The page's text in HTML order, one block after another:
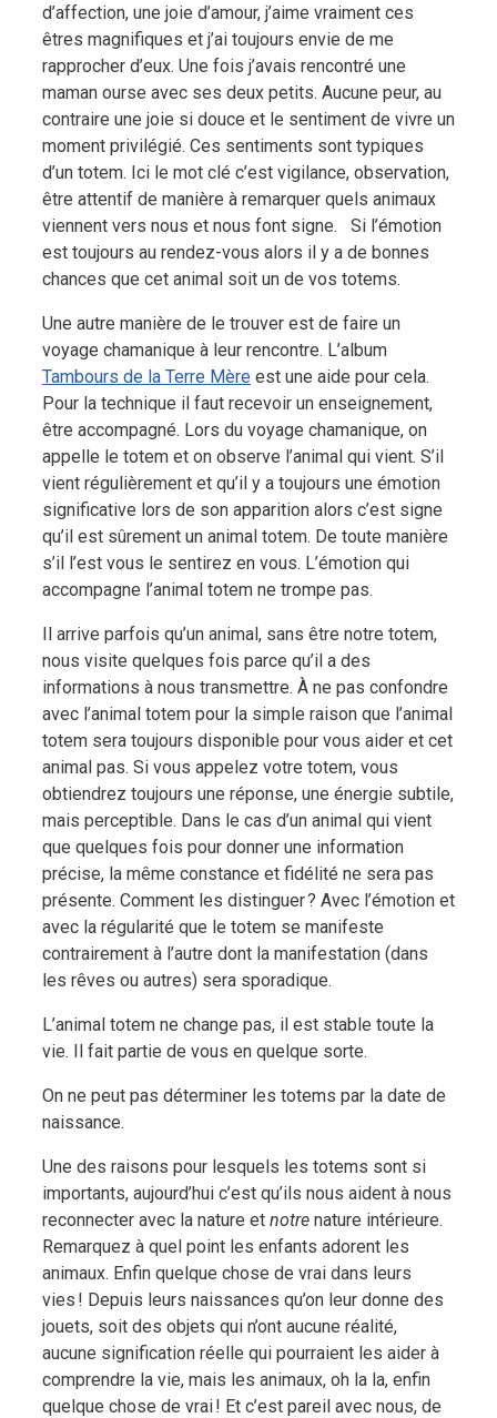
d’affection, une joie d’amour, j’aime vraiment ces
êtres magnifiques et j’ai toujours envie de me
rapprocher d’eux. Une fois j’avais rencontré une
maman ourse avec ses deux petits. Aucune peur, au
contraire une joie si douce et le sentiment de vivre un
moment privilégié. Ces sentiments sont typiques
d’un totem. Ici le mot clé c’est vigilance, observation,
être attentif de manière à remarquer quels animaux
viennent vers nous et nous font signe. Si l’émotion
est toujours au rendez-vous alors il y a de bonnes
chances que cet animal soit un de vos totems.
Une autre manière de le trouver est de faire un
voyage chamanique à leur rencontre. L’album
Tambours de la Terre Mère est une aide pour cela.
Pour la technique il faut recevoir un enseignement,
être accompagné. Lors du voyage chamanique, on
appelle le totem et on observe l’animal qui vient. S’il
vient régulièrement et qu’il y a toujours une émotion
significative lors de son apparition alors c’est signe
qu’il est sûrement un animal totem. De toute manière
s’il l’est vous le sentirez en vous. L’émotion qui
accompagne l’animal totem ne trompe pas.
Il arrive parfois qu’un animal, sans être notre totem,
nous visite quelques fois parce qu’il a des
informations à nous transmettre. À ne pas confondre
avec l’animal totem pour la simple raison que l’animal
totem sera toujours disponible pour vous aider et cet
animal pas. Si vous appelez votre totem, vous
obtiendrez toujours une réponse, une énergie subtile,
mais perceptible. Dans le cas d’un animal qui vient
que quelques fois pour donner une information
précise, la même constance et fidélité ne sera pas
présente. Comment les distinguer ? Avec l’émotion et
avec la régularité que le totem se manifeste
contrairement à l’autre dont la manifestation (dans
les rêves ou autres) sera sporadique.
L’animal totem ne change pas, il est stable toute la
vie. Il fait partie de vous en quelque sorte.
On ne peut pas déterminer les totems par la date de
naissance.
Une des raisons pour lesquels les totems sont si
importants, aujourd’hui c’est qu’ils nous aident à nous
reconnecter avec la nature et notre nature intérieure.
Remarquez à quel point les enfants adorent les
animaux. Enfin quelque chose de vrai dans leurs
vies ! Depuis leurs naissances qu’on leur donne des
jouets, soit des objets qui n’ont aucune réalité,
aucune signification réelle qui pourraient les aider à
comprendre la vie, mais les animaux, oh la la, enfin
quelque chose de vrai ! Et c’est pareil avec nous, de